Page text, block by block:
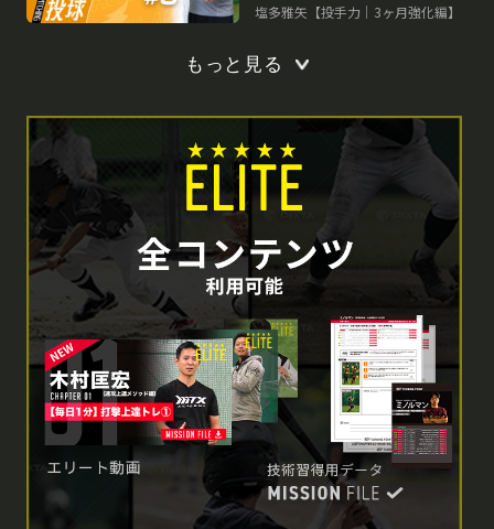
塩多雅矢【投手力｜3ヶ月強化編】
もっと見る